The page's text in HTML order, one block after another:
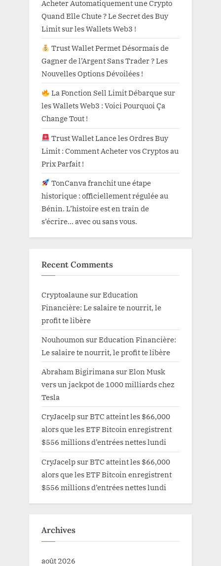
Acheter Automatiquement une Crypto
Quand Elle Chute ? Le Secret des Buy
Limit sur les Wallets Web3 !
Trust Wallet Permet Désormais de
Gagner de l’Argent Sans Trader ? Les
Nouvelles Options Dévoilées !
La Fonction Sell Limit Débarque sur
les Wallets Web3 : Voici Pourquoi Ça
Change Tout !
Trust Wallet Lance les Ordres Buy
Limit : Comment Acheter vos Cryptos au
Prix Parfait !
TonCanva franchit une étape
historique : officiellement régulée au
Bénin. L’histoire est en train de
s’écrire… avec ou sans vous.
Recent Comments
Cryptoalaune surEducation
Financière: Le salaire te nourrit, le
profit te libère
Nouhoumon surEducation Financière:
Le salaire te nourrit, le profit te libère
Abraham Bigirimana surElon Musk
vers un jackpot de 1000 milliards chez
Tesla
CryJacelp surBTC atteint les $66,000
alors que les ETF Bitcoin enregistrent
$556 millions d’entrées nettes lundi
CryJacelp surBTC atteint les $66,000
alors que les ETF Bitcoin enregistrent
$556 millions d’entrées nettes lundi
Archives
août 2026